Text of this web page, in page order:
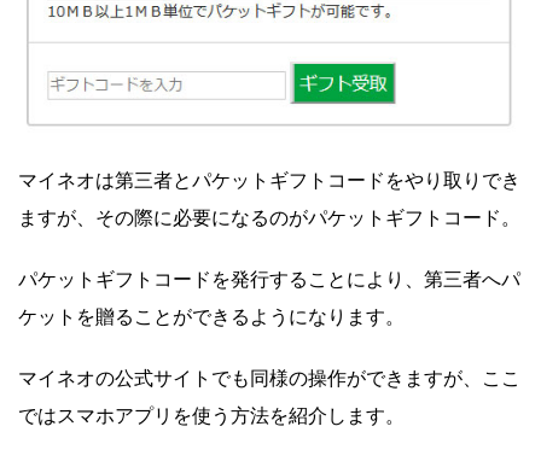
マイネオは第三者とパケットギフトコードをやり取りでき
ますが、その際に必要になるのがパケットギフトコード。
パケットギフトコードを発行することにより、第三者へパ
ケットを贈ることができるようになります。
マイネオの公式サイトでも同様の操作ができますが、ここ
ではスマホアプリを使う方法を紹介します。